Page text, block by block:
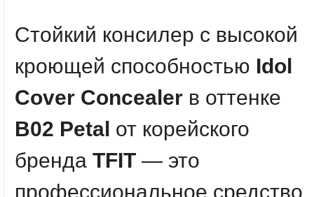
Стойкий консилер с высокой
кроющей способностью Idol
Cover Concealer в оттенке
B02 Petal от корейского
бренда TFIT — это
профессиональное средство